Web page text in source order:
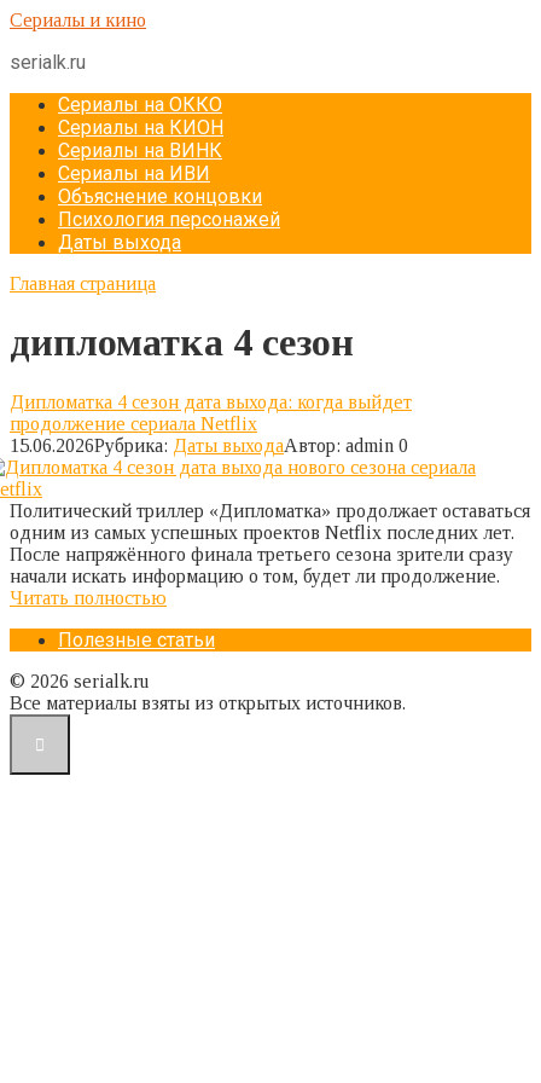
Перейти
контенту
Сериалы и кино
serialk.ru
Сериалы на ОККО
Сериалы на КИОН
Сериалы на ВИНК
Сериалы на ИВИ
Объяснение концовки
Психология персонажей
Даты выхода
Главная страница
дипломатка 4 сезон
Дипломатка 4 сезон дата выхода: когда выйдет
продолжение сериала Netflix
15.06.2026Рубрика: Даты выходаАвтор: admin 0
Политический триллер «Дипломатка» продолжает оставаться
одним из самых успешных проектов Netflix последних лет.
После напряжённого финала третьего сезона зрители сразу
начали искать информацию о том, будет ли продолжение.
Читать полностью
Полезные статьи
© 2026 serialk.ru
Все материалы взяты из открытых источников.